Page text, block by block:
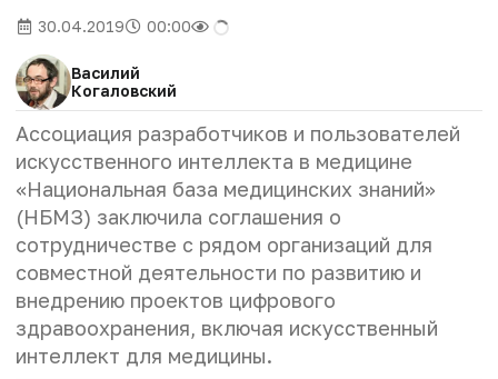
30.04.2019 00:00
Василий
Когаловский
Ассоциация разработчиков и пользователей
искусственного интеллекта в медицине
«Национальная база медицинских знаний»
(НБМЗ) заключила соглашения о
сотрудничестве с рядом организаций для
совместной деятельности по развитию и
внедрению проектов цифрового
здравоохранения, включая искусственный
интеллект для медицины.